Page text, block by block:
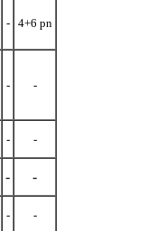
- 4+6 pn
- -
- -
- -
- -